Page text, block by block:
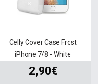
Celly Cover Case Frost
iPhone 7/8 - White
2,90€